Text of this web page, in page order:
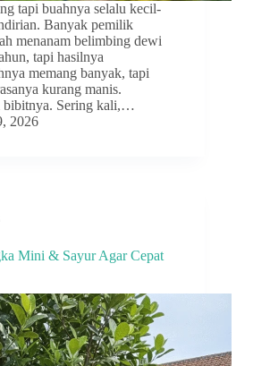
tapi buahnya selalu kecil-
Banyak pemilik
menanam belimbing dewi
tapi hasilnya
memang banyak, tapi
kurang manis.
bibitnya. Sering kali,…
2026
Mini & Sayur Agar Cepat